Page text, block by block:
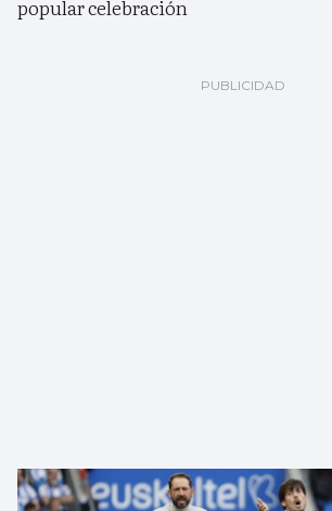
popular celebración